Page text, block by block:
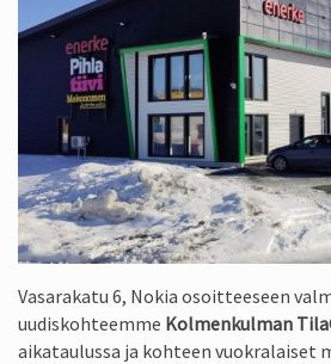
Vasarakatu 6, Nokia osoitteeseen
uudiskohteemme Kolmenkulman
aikataulussa ja kohteen